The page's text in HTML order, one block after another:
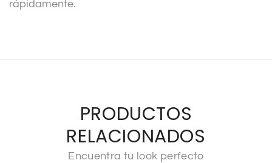
rápidamente.
PRODUCTOS
RELACIONADOS
Encuentra tu look perfecto